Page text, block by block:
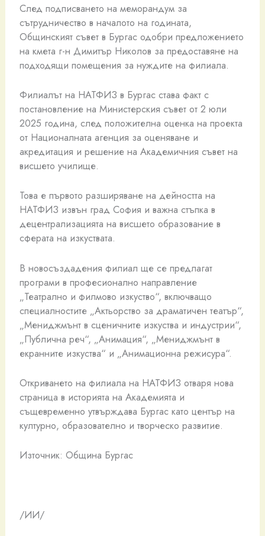
След подписването на меморандум за
сътрудничество в началото на годината,
Общинският съвет в Бургас одобри предложението
на кмета г-н Димитър Николов за предоставяне на
подходящи помещения за нуждите на филиала.
Филиалът на НАТФИЗ в Бургас става факт с
постановление на Министерския съвет от 2 юли
2025 година, след положителна оценка на проекта
от Националната агенция за оценяване и
акредитация и решение на Академичния съвет на
висшето училище.
Това е първото разширяване на дейността на
НАТФИЗ извън град София и важна стъпка в
децентрализацията на висшето образование в
сферата на изкуствата.
В новосъздадения филиал ще се предлагат
програми в професионално направление
„Театрално и филмово изкуство“, включващо
специалностите „Актьорство за драматичен театър“,
„Мениджмънт в сценичните изкуства и индустрии“,
„Публична реч“, „Анимация“, „Мениджмънт в
екранните изкуства“ и „Анимационна режисура“.
Откриването на филиала на НАТФИЗ отваря нова
страница в историята на Академията и
същевременно утвърждава Бургас като център на
културно, образователно и творческо развитие.
Източник: Община Бургас
/ИИ/